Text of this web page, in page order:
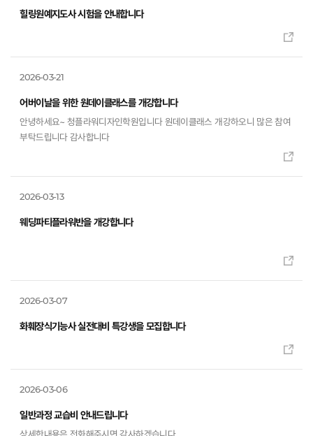
힐링원예지도사 시험을 안내합니다
2026-03-21
어버이날을 위한 원데이클래스를 개강합니다
안녕하세요~ 청플라워디자인학원입니다 원데이클래스 개강하오니 많은 참여
부탁드립니다 감사합니다
2026-03-13
웨딩파티플라워반을 개강합니다
2026-03-07
화훼장식기능사 실전대비 특강생을 모집합니다
2026-03-06
일반과정 교습비 안내드립니다